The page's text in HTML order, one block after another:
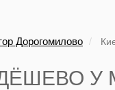
Дорогомилово
У